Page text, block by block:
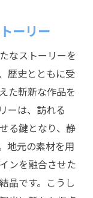
ーリー
なストーリーを
歴史とともに受
た斬新な作品を
ーは、訪れる
る鍵となり、静
地元の素材を用
ンを融合させた
晶です。こうし